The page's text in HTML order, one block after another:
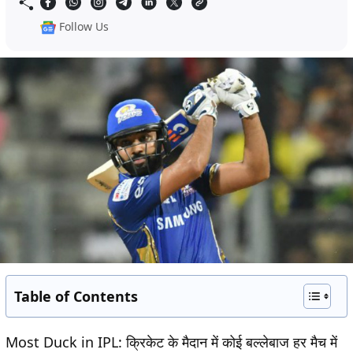
Follow Us
Table of Contents
Most Duck in IPL: क्रिकेट के मैदान में कोई बल्लेबाज हर मैच में